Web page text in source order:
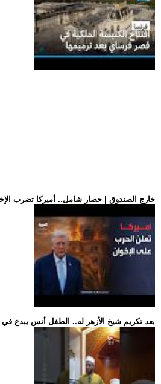
.. خارج الصندوق | حصار شامل.. أميركا تضرب
.. بعد تكريم شيخ الأزهر له.. الطفل أنس يبدع في